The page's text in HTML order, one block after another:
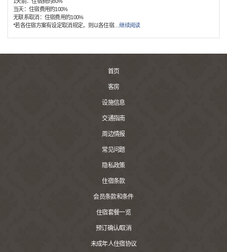
当天：住宿费用的100%
无联系取消：住宿费用的100%
*若各住宿方案有设定取消规定，则以各住宿…继续阅读
首页
客房
设施信息
交通指南
周边情报
常见问题
隐私政策
住宿条款
会员条款和条件
住宿套餐一览
预订确认/取消
未成年人住宿协议